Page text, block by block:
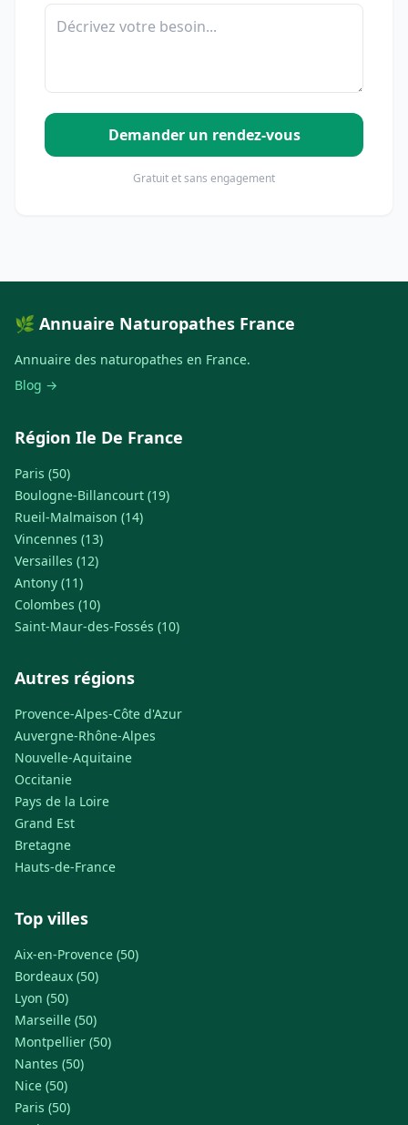
Demander un rendez-vous
Gratuit et sans engagement
🌿 Annuaire Naturopathes France
Annuaire des naturopathes en France.
Blog →
Région Ile De France
Paris (50)
Boulogne-Billancourt (19)
Rueil-Malmaison (14)
Vincennes (13)
Versailles (12)
Antony (11)
Colombes (10)
Saint-Maur-des-Fossés (10)
Autres régions
Provence-Alpes-Côte d'Azur
Auvergne-Rhône-Alpes
Nouvelle-Aquitaine
Occitanie
Pays de la Loire
Grand Est
Bretagne
Hauts-de-France
Top villes
Aix-en-Provence (50)
Bordeaux (50)
Lyon (50)
Marseille (50)
Montpellier (50)
Nantes (50)
Nice (50)
Paris (50)